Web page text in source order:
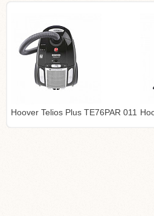
Hoover Telios Plus TE76PAR 011